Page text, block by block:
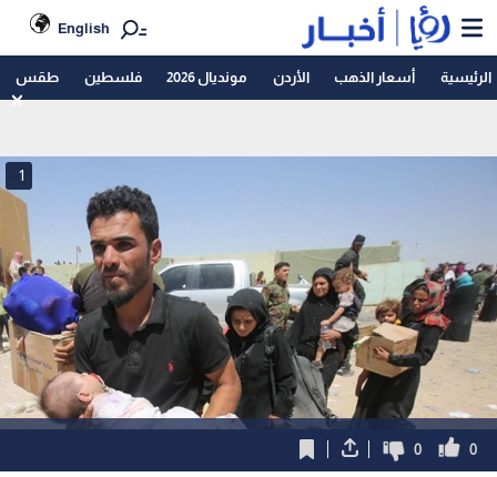
English
الرئيسية أسعار الذهب الأردن مونديال 2026 فلسطين طقس
1
0
0